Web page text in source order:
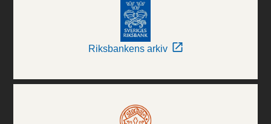
Riksbankens arkiv